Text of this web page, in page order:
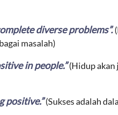
diverse problems”.
masalah)
in people.”(Hidup akan
positive.”(Sukses adalah